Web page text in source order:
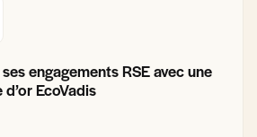
engagements RSE avec une
EcoVadis